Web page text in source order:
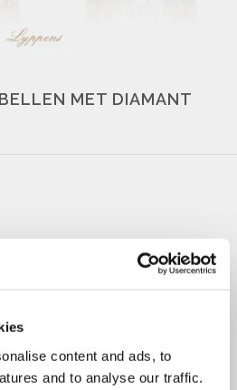
content and ads, to
and to analyse our traffic.
MET DIAMANT
met witte markies geslepen
De witte diamanten hebben
F-G, zuiverheid; VVS. De bruine
van 2.85ct.
etalage.